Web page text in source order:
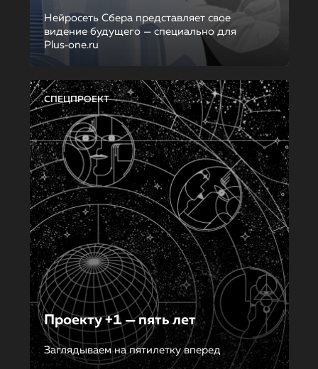
Нейросеть Сбера представляет свое
видение будущего — специально для
Plus‑one.ru
СПЕЦПРОЕКТ
Проекту +1 — пять лет
Заглядываем на пятилетку вперед